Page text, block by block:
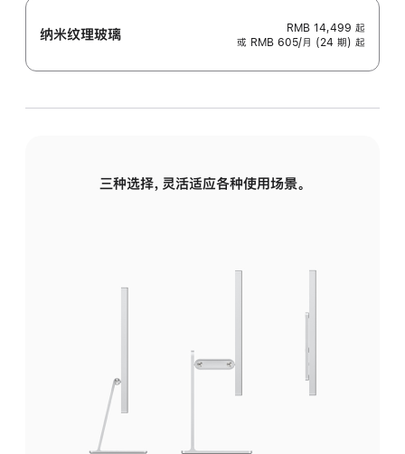
纳米纹理玻璃 RMB 14,499 起
或 RMB 605/月 (24 期) 起
三种选择，灵活适应各种使用场景。